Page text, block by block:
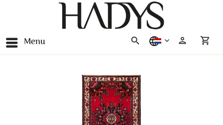
Menu nederlands